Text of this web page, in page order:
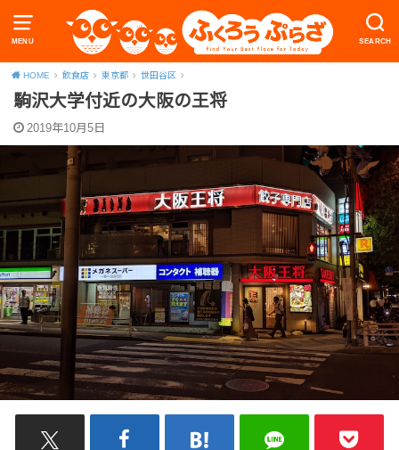
MENU SEARCH
HOME 飲食店 東京都 世田谷区
駒沢大学付近の大阪の王将
2019年10月5日